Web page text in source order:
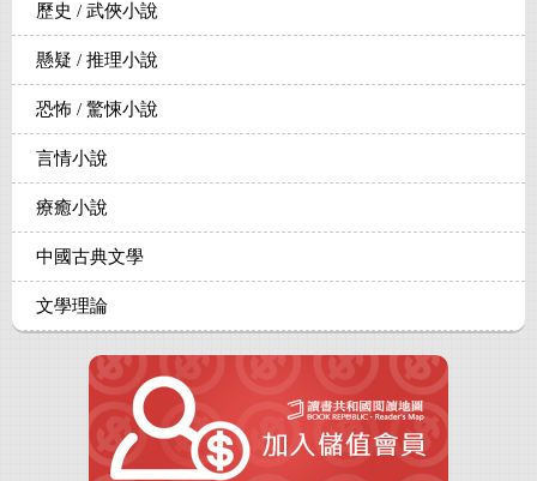
歷史 / 武俠小說
懸疑 / 推理小說
恐怖 / 驚悚小說
言情小說
療癒小說
中國古典文學
文學理論